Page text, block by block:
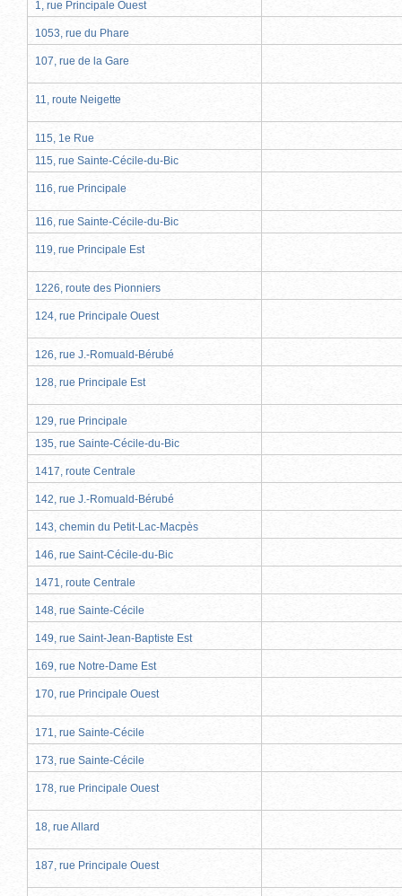
1, rue Principale Ouest
1053, rue du Phare
107, rue de la Gare
11, route Neigette
115, 1e Rue
115, rue Sainte-Cécile-du-Bic
116, rue Principale
116, rue Sainte-Cécile-du-Bic
119, rue Principale Est
1226, route des Pionniers
124, rue Principale Ouest
126, rue J.-Romuald-Bérubé
128, rue Principale Est
129, rue Principale
135, rue Sainte-Cécile-du-Bic
1417, route Centrale
142, rue J.-Romuald-Bérubé
143, chemin du Petit-Lac-Macpès
146, rue Saint-Cécile-du-Bic
1471, route Centrale
148, rue Sainte-Cécile
149, rue Saint-Jean-Baptiste Est
169, rue Notre-Dame Est
170, rue Principale Ouest
171, rue Sainte-Cécile
173, rue Sainte-Cécile
178, rue Principale Ouest
18, rue Allard
187, rue Principale Ouest